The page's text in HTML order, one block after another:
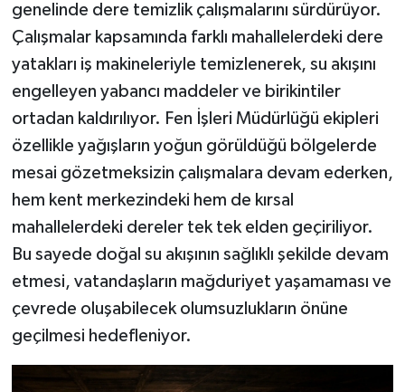
genelinde dere temizlik çalışmalarını sürdürüyor.
Çalışmalar kapsamında farklı mahallelerdeki dere
yatakları iş makineleriyle temizlenerek, su akışını
engelleyen yabancı maddeler ve birikintiler
ortadan kaldırılıyor. Fen İşleri Müdürlüğü ekipleri
özellikle yağışların yoğun görüldüğü bölgelerde
mesai gözetmeksizin çalışmalara devam ederken,
hem kent merkezindeki hem de kırsal
mahallelerdeki dereler tek tek elden geçiriliyor.
Bu sayede doğal su akışının sağlıklı şekilde devam
etmesi, vatandaşların mağduriyet yaşamaması ve
çevrede oluşabilecek olumsuzlukların önüne
geçilmesi hedefleniyor.